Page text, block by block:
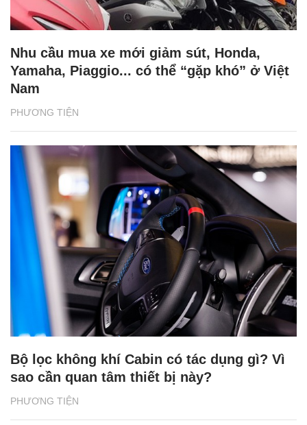
PHƯƠNG TIỆN
Nhu cầu mua xe mới giảm sút, Honda,
Yamaha, Piaggio... có thể “gặp khó” ở Việt
Nam
PHƯƠNG TIỆN
Bộ lọc không khí Cabin có tác dụng gì? Vì
sao cần quan tâm thiết bị này?